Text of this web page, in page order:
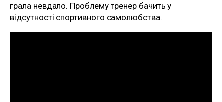
грала невдало. Проблему тренер бачить у
відсутності спортивного самолюбства.